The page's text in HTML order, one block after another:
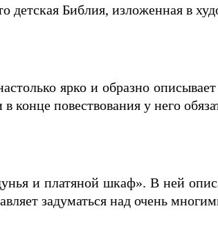
Библия, изложенная в
ярко и образно
повествования у него
и платяной шкаф». В ней
задуматься над очень